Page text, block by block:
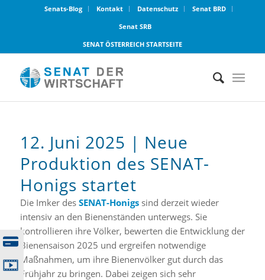
Senats-Blog Kontakt Datenschutz
Senat BRD
Senat SRB
SENAT ÖSTERREICH STARTSEITE
12. Juni 2025 | Neue
Produktion des SENAT-
Honigs startet
Die Imker des SENAT-Honigssind derzeit wieder
intensiv an den Bienenständen unterwegs. Sie
kontrollieren ihre Völker, bewerten die Entwicklung der
Bienensaison 2025 und ergreifen notwendige
Maßnahmen, um ihre Bienenvölker gut durch das
Frühjahr zu bringen. Dabei zeigen sich sehr